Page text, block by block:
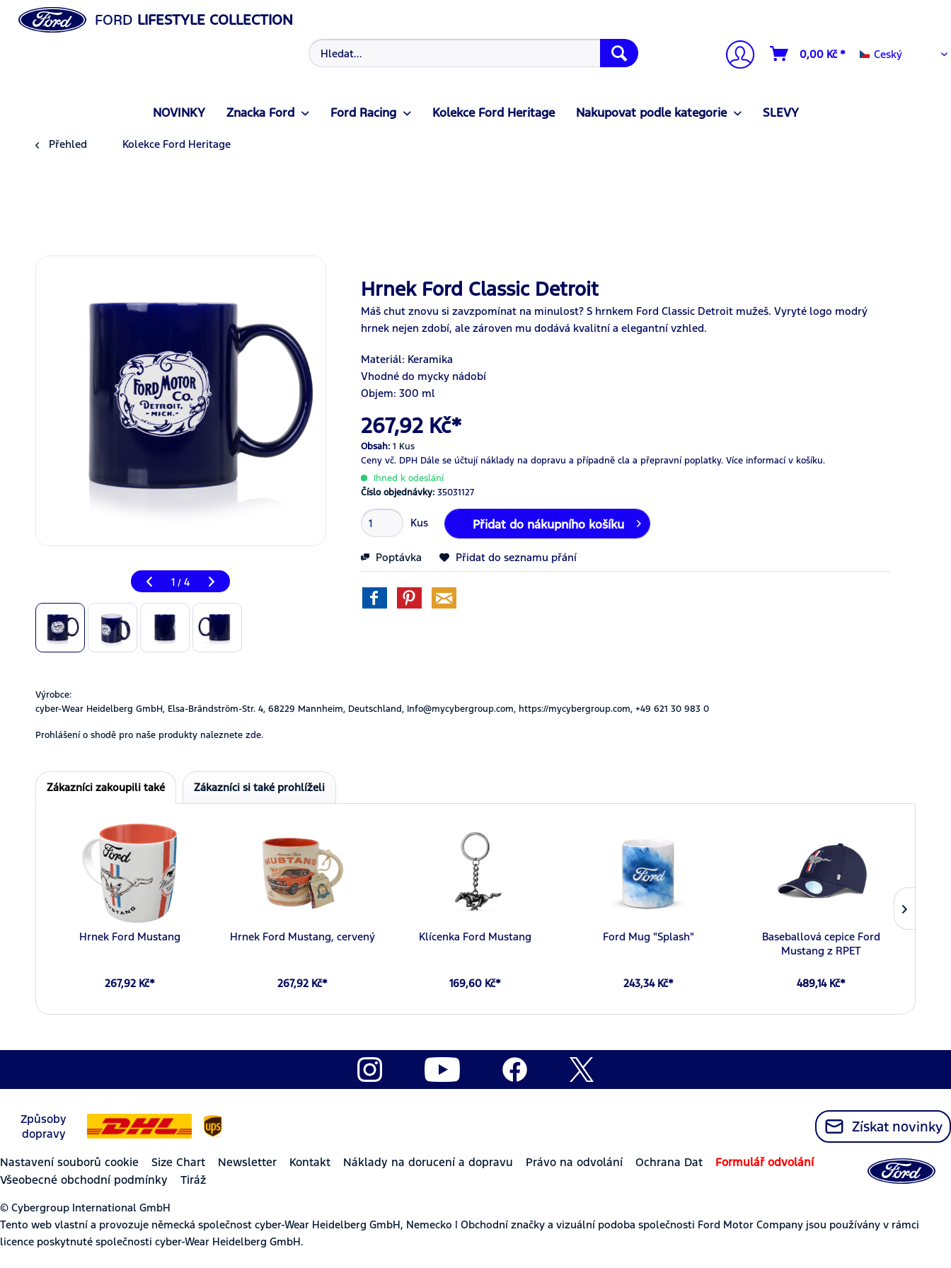
FORD LIFESTYLE COLLECTION
0,00 Kč * Ceský
Ceský
NOVINKY Znacka Ford Ford Racing Kolekce Ford Heritage Nakupovat podle kategorie SLEVY
Přehled Kolekce Ford Heritage
1 / 4
Hrnek Ford Classic Detroit
Máš chut znovu si zavzpomínat na minulost? S hrnkem Ford Classic Detroit mužeš. Vyryté logo modrý
hrnek nejen zdobí, ale zároven mu dodává kvalitní a elegantní vzhled.
Materiál: Keramika
Vhodné do mycky nádobí
Objem: 300 ml
267,92 Kč*
Obsah:1 Kus
Ceny vč. DPH Dále se účtují náklady na dopravu a případně cla a přepravní poplatky. Více informací v košíku.
Ihned k odeslání
Číslo objednávky:35031127
Kus Přidat do nákupního košíku
Poptávka Přidat do seznamu přání
Výrobce:
cyber-Wear Heidelberg GmbH, Elsa-Brändström-Str. 4, 68229 Mannheim, Deutschland, Info@mycybergroup.com, https://mycybergroup.com, +49 621 30 983 0
Prohlášení o shodě pro naše produkty naleznete zde.
Zákazníci zakoupili také Zákazníci si také prohlíželi
Hrnek Ford Mustang
267,92 Kč*
Hrnek Ford Mustang, cervený
267,92 Kč*
Klícenka Ford Mustang
169,60 Kč*
Ford Mug "Splash"
243,34 Kč*
Baseballová cepice Ford
Mustang z RPET
489,14 Kč*
Způsoby
dopravy
Získat novinky
Nastavení souborů cookie Size Chart Newsletter Kontakt Náklady na dorucení a dopravu Právo na odvolání Ochrana Dat
Formulář odvolání
Všeobecné obchodní podmínky
Tiráž
© Cybergroup International GmbH
Tento web vlastní a provozuje německá společnost cyber-Wear Heidelberg GmbH, Nemecko | Obchodní značky a vizuální podoba společnosti Ford Motor Company jsou používány v rámci
licence poskytnuté společnosti cyber-Wear Heidelberg GmbH.